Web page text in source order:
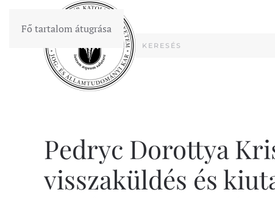
Fő tartalom átugrása
Pedryc Dorottya
visszaküldés és